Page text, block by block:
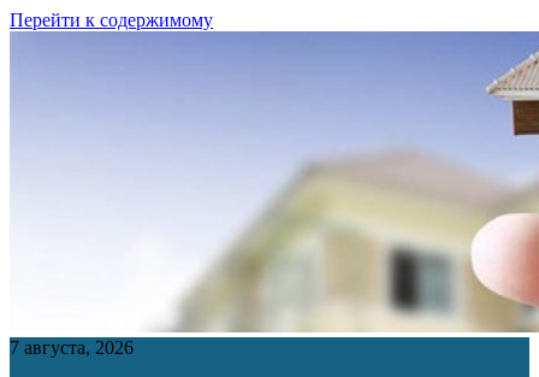
Перейти к содержимому
7 августа, 2026